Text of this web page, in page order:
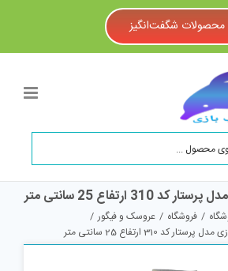
محصولات شگفت‌انگیز
ارتفاع 25 سانتی متر
/ فروشگاه / عروسک و فیگور /
310 ارتفاع 25 سانتی متر